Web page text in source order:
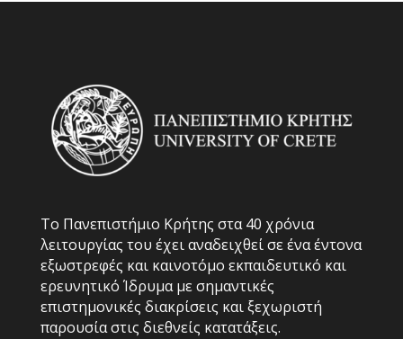
Το Πανεπιστήμιο Κρήτης στα 40 χρόνια
λειτουργίας του έχει αναδειχθεί σε ένα έντονα
εξωστρεφές και καινοτόμο εκπαιδευτικό και
ερευνητικό Ίδρυμα με σημαντικές
επιστημονικές διακρίσεις και ξεχωριστή
παρουσία στις διεθνείς κατατάξεις.